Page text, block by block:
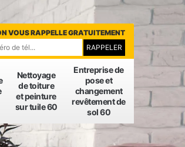
Nettoyage
de toiture
et peinture
sur tuile 60
Entreprise de
pose et
changement
revêtement de
sol 60
VOUS RAPPELLE GRATUITEMENT